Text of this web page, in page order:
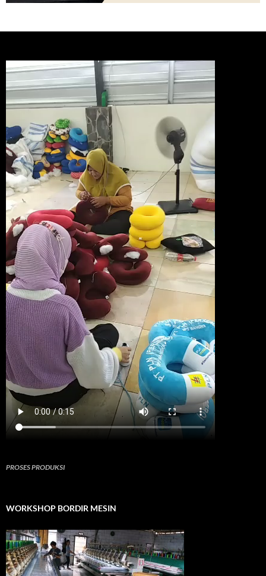
PROSES PRODUKSI
WORKSHOP BORDIR MESIN